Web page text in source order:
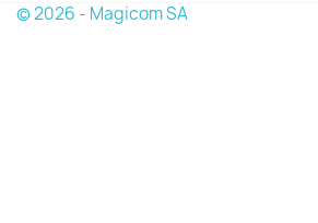
© 2026 - Magicom SA